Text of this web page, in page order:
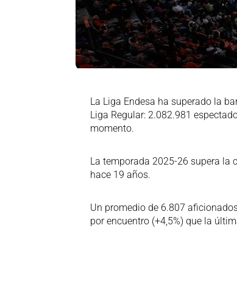
La Liga Endesa ha superado la
Liga Regular: 2.082.981
momento.
La temporada 2025-26 supera la
hace 19 años.
Un promedio de 6.807
por encuentro (+4,5%) que la